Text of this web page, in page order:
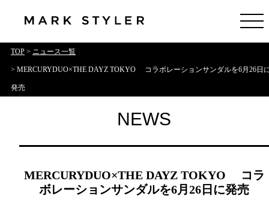
TOP > ニュース一覧
> MERCURYDUO×THE DAYZ TOKYO コラボレーションサンダルを6月26日
発売
NEWS
MERCURYDUO×THE DAYZ TOKYO コラ
ボレーションサンダルを6月26日に発売